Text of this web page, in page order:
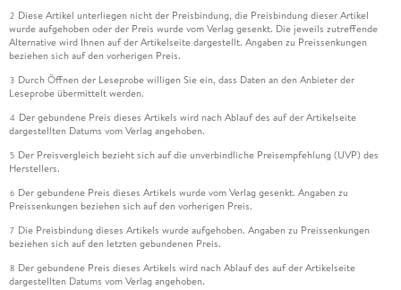
2 Diese Artikel unterliegen nicht der Preisbindung, die Preisbindung dieser Artikel
wurde aufgehoben oder der Preis wurde vom Verlag gesenkt. Die jeweils zutreffende
Alternative wird Ihnen auf der Artikelseite dargestellt. Angaben zu Preissenkungen
beziehen sich auf den vorherigen Preis.
3 Durch Öffnen der Leseprobe willigen Sie ein, dass Daten an den Anbieter der
Leseprobe übermittelt werden.
4 Der gebundene Preis dieses Artikels wird nach Ablauf des auf der Artikelseite
dargestellten Datums vom Verlag angehoben.
5 Der Preisvergleich bezieht sich auf die unverbindliche Preisempfehlung (UVP) des
Herstellers.
6 Der gebundene Preis dieses Artikels wurde vom Verlag gesenkt. Angaben zu
Preissenkungen beziehen sich auf den vorherigen Preis.
7 Die Preisbindung dieses Artikels wurde aufgehoben. Angaben zu Preissenkungen
beziehen sich auf den letzten gebundenen Preis.
8 Der gebundene Preis dieses Artikels wird nach Ablauf des auf der Artikelseite
dargestellten Datums vom Verlag angehoben.